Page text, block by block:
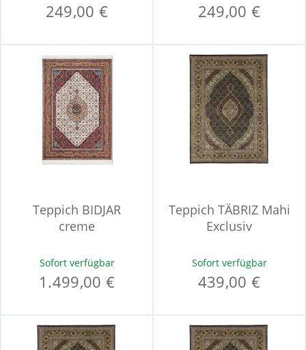
249,00 € 249,00 €
Teppich BIDJAR
creme
Sofort verfügbar
1.499,00 €
Teppich TÄBRIZ Mahi
Exclusiv
Sofort verfügbar
439,00 €